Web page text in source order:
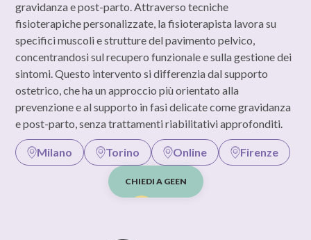
gravidanza e post-parto. Attraverso tecniche
fisioterapiche personalizzate, la fisioterapista lavora su
specifici muscoli e strutture del pavimento pelvico,
concentrandosi sul recupero funzionale e sulla gestione dei
sintomi. Questo intervento si differenzia dal supporto
ostetrico, che ha un approccio più orientato alla
prevenzione e al supporto in fasi delicate come gravidanza
e post-parto, senza trattamenti riabilitativi approfonditi.
Milano Torino Online Firenze
CHIEDI A GEEN